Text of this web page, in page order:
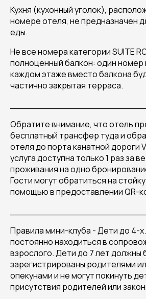
Кухня (кухонный уголок),
номере отеля, не предназначен
еды.
Не все номера категории SUITE
полноценный балкон: один номер
каждом этаже вместо балкона
частично закрытая терраса.
Обратите внимание, что отель
бесплатный трансфер туда и
отеля до порта канатной дороги
услуга доступна только 1 раз за
проживания на одно
Гости могут обратиться на
помощью в предоставлении QR-
Правила мини-клуба - Дети до 4-
постоянно находиться в
взрослого. Дети до 7 лет должны
зарегистрированы родителями
опекунами и не могут покинуть
присутствия родителей или